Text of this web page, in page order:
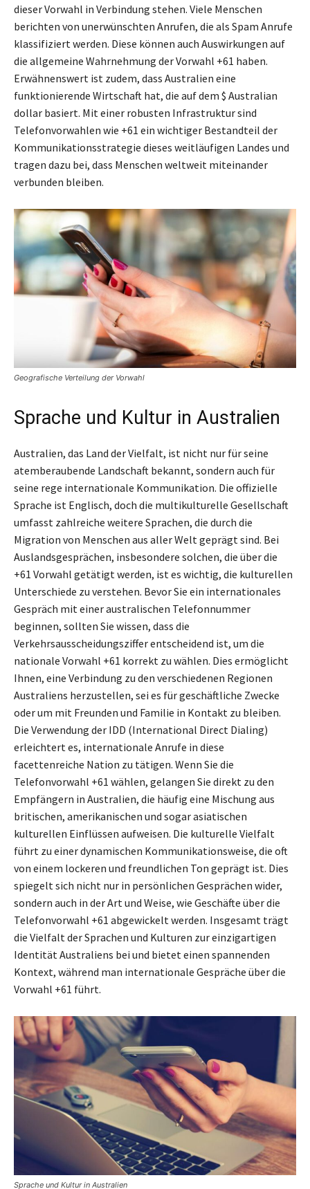
dieser Vorwahl in Verbindung stehen. Viele Menschen
berichten von unerwünschten Anrufen, die als Spam Anrufe
klassifiziert werden. Diese können auch Auswirkungen auf
die allgemeine Wahrnehmung der Vorwahl +61 haben.
Erwähnenswert ist zudem, dass Australien eine
funktionierende Wirtschaft hat, die auf dem $ Australian
dollar basiert. Mit einer robusten Infrastruktur sind
Telefonvorwahlen wie +61 ein wichtiger Bestandteil der
Kommunikationsstrategie dieses weitläufigen Landes und
tragen dazu bei, dass Menschen weltweit miteinander
verbunden bleiben.
Geografische Verteilung der Vorwahl
Sprache und Kultur in Australien
Australien, das Land der Vielfalt, ist nicht nur für seine
atemberaubende Landschaft bekannt, sondern auch für
seine rege internationale Kommunikation. Die offizielle
Sprache ist Englisch, doch die multikulturelle Gesellschaft
umfasst zahlreiche weitere Sprachen, die durch die
Migration von Menschen aus aller Welt geprägt sind. Bei
Auslandsgesprächen, insbesondere solchen, die über die
+61 Vorwahl getätigt werden, ist es wichtig, die kulturellen
Unterschiede zu verstehen. Bevor Sie ein internationales
Gespräch mit einer australischen Telefonnummer
beginnen, sollten Sie wissen, dass die
Verkehrsausscheidungsziffer entscheidend ist, um die
nationale Vorwahl +61 korrekt zu wählen. Dies ermöglicht
Ihnen, eine Verbindung zu den verschiedenen Regionen
Australiens herzustellen, sei es für geschäftliche Zwecke
oder um mit Freunden und Familie in Kontakt zu bleiben.
Die Verwendung der IDD (International Direct Dialing)
erleichtert es, internationale Anrufe in diese
facettenreiche Nation zu tätigen. Wenn Sie die
Telefonvorwahl +61 wählen, gelangen Sie direkt zu den
Empfängern in Australien, die häufig eine Mischung aus
britischen, amerikanischen und sogar asiatischen
kulturellen Einflüssen aufweisen. Die kulturelle Vielfalt
führt zu einer dynamischen Kommunikationsweise, die oft
von einem lockeren und freundlichen Ton geprägt ist. Dies
spiegelt sich nicht nur in persönlichen Gesprächen wider,
sondern auch in der Art und Weise, wie Geschäfte über die
Telefonvorwahl +61 abgewickelt werden. Insgesamt trägt
die Vielfalt der Sprachen und Kulturen zur einzigartigen
Identität Australiens bei und bietet einen spannenden
Kontext, während man internationale Gespräche über die
Vorwahl +61 führt.
Sprache und Kultur in Australien